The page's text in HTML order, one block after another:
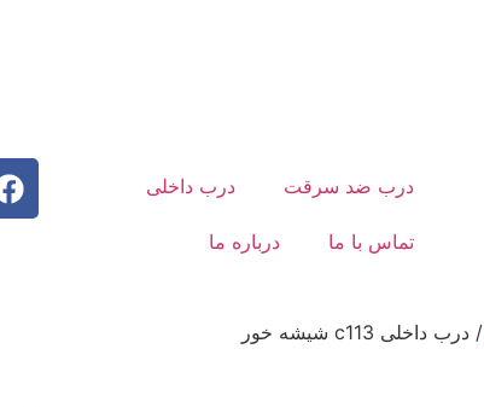
درب ضد سرقت درب داخلی
تماس با ما درباره ما
/ درب داخلی c113 شیشه خور